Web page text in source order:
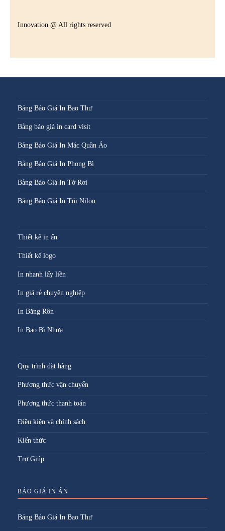
Innovation @ All rights reserved
Bảng Báo Giá In Bao Thư
Bảng báo giá in card visit
Bảng Báo Giá In Mác Quần Áo
Bảng Báo Giá In Phong Bì
Bảng Báo Giá In Tờ Rơi
Bảng Báo Giá In Túi Nilon
Thiết kế in ấn
Thiết kế logo
In nhanh lấy liền
In giá rẻ chuyên nghiệp
In Băng Rôn
In Bao Bì Nhựa
Quy trình đặt hàng
Phương thức vận chuyển
Phương thức thanh toán
Điều kiện và chính sách
Kiến thức
Trợ Giúp
BÁO GIÁ IN ẤN
Bảng Báo Giá In Bao Thư